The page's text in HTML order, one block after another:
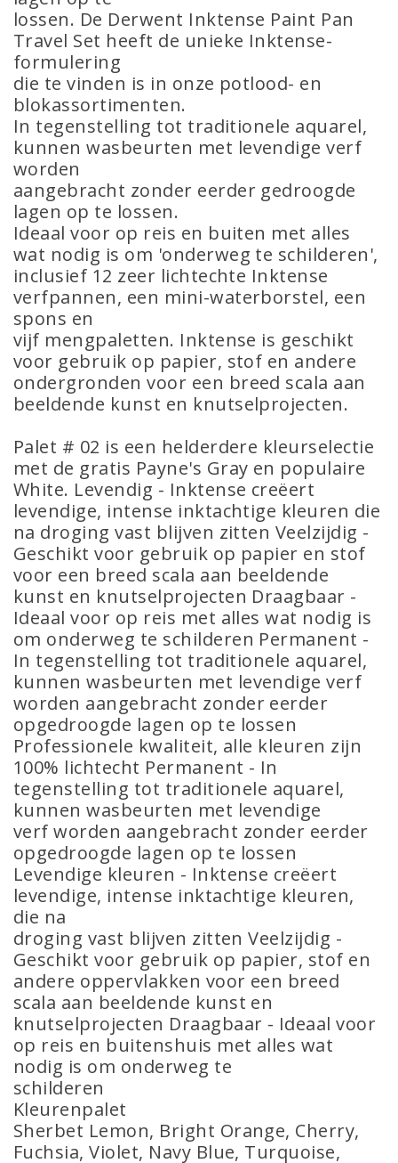
lossen. De Derwent Inktense Paint Pan
Travel Set heeft de unieke Inktense-
formulering
die te vinden is in onze potlood- en
blokassortimenten.
In tegenstelling tot traditionele aquarel,
kunnen wasbeurten met levendige verf
worden
aangebracht zonder eerder gedroogde
lagen op te lossen.
Ideaal voor op reis en buiten met alles
wat nodig is om 'onderweg te schilderen',
inclusief 12 zeer lichtechte Inktense
verfpannen, een mini-waterborstel, een
spons en
vijf mengpaletten. Inktense is geschikt
voor gebruik op papier, stof en andere
ondergronden voor een breed scala aan
beeldende kunst en knutselprojecten.
Palet # 02 is een helderdere kleurselectie
met de gratis Payne's Gray en populaire
White. Levendig - Inktense creëert
levendige, intense inktachtige kleuren die
na droging vast blijven zitten Veelzijdig -
Geschikt voor gebruik op papier en stof
voor een breed scala aan beeldende
kunst en knutselprojecten Draagbaar -
Ideaal voor op reis met alles wat nodig is
om onderweg te schilderen Permanent -
In tegenstelling tot traditionele aquarel,
kunnen wasbeurten met levendige verf
worden aangebracht zonder eerder
opgedroogde lagen op te lossen
Professionele kwaliteit, alle kleuren zijn
100% lichtecht Permanent - In
tegenstelling tot traditionele aquarel,
kunnen wasbeurten met levendige
verf worden aangebracht zonder eerder
opgedroogde lagen op te lossen
Levendige kleuren - Inktense creëert
levendige, intense inktachtige kleuren,
die na
droging vast blijven zitten Veelzijdig -
Geschikt voor gebruik op papier, stof en
andere oppervlakken voor een breed
scala aan beeldende kunst en
knutselprojecten Draagbaar - Ideaal voor
op reis en buitenshuis met alles wat
nodig is om onderweg te
schilderen
Kleurenpalet
Sherbet Lemon, Bright Orange, Cherry,
Fuchsia, Violet, Navy Blue, Turquoise,